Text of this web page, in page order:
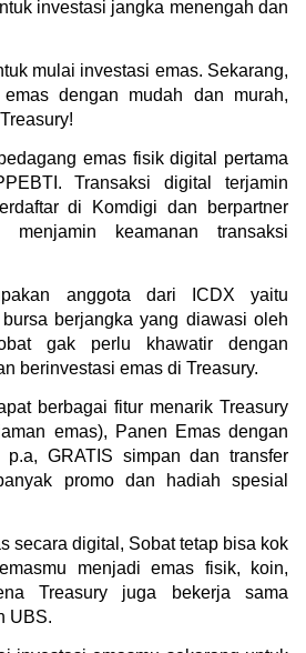
investasi jangka menengah dan
mulai investasi emas. Sekarang,
dengan mudah dan murah,
emas fisik digital pertama
Transaksi digital terjamin
di Komdigi dan berpartner
keamanan transaksi
anggota dari ICDX yaitu
berjangka yang diawasi oleh
gak perlu khawatir dengan
berinvestasi emas di Treasury.
berbagai fitur menarik Treasury
emas), Panen Emas dengan
p.a, GRATIS simpan dan transfer
promo dan hadiah spesial
secara digital, Sobat tetap bisa kok
menjadi emas fisik, koin,
Treasury juga bekerja sama
UBS.